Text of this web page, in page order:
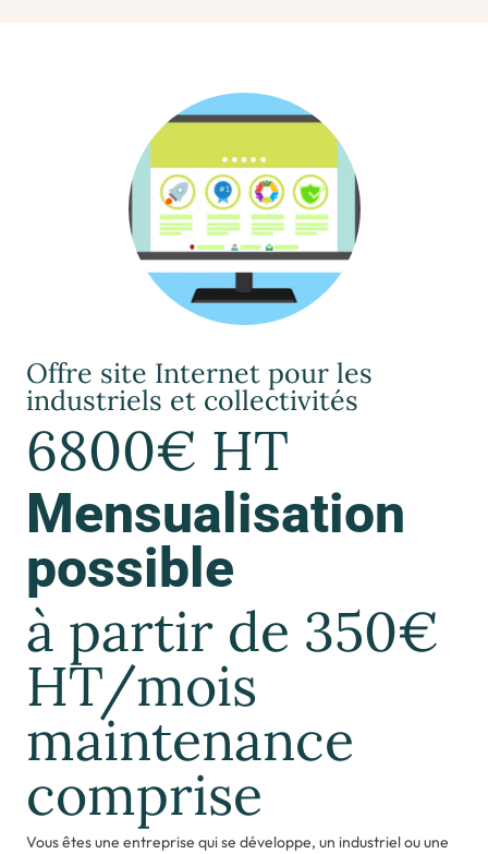
Offre site Internet pour les
industriels et collectivités
6800€ HT
Mensualisation
possible
à partir de 350€
HT/mois
maintenance
comprise
Vous êtes une entreprise qui se développe, un industriel ou une